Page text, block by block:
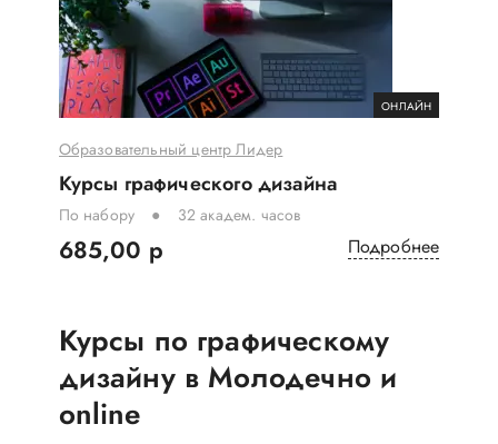
ОНЛАЙН
Образовательный центр Лидер
Курсы графического дизайна
По набору 32 академ. часов
685,00 р Подробнее
Курсы по графическому
дизайну в Молодечно и
online